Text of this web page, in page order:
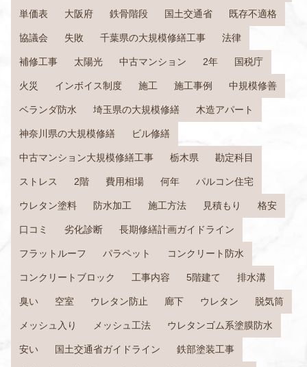
単価表 大阪府 鉄骨階段 国土交通省 既存不適格
協議会 失敗 千葉県の大規模修繕工事 法律
補修工事 太陽光 中古マンション 2年 国税庁
火災 インボイス制度 施工 施工事例 中規模修善
ベランダ防水 埼玉県の大規模修繕 木造アパート
神奈川県の大規模修繕 ビル修繕
中古マンション大規模修繕工事 栃木県 勘定科目
ストレス 2階 費用相場 何年 パルコン住宅
ウレタン塗料 防水加工 施工方法 見積もり 格安
口コミ 劣化診断 長期修繕計画ガイドライン
フラットルーフ パラペット コンクリート防水
コンクリートブロック 工事内容 5階建て 排水溝
臭い 空室 ウレタン防止 廊下 ウレタン 脱気筒
メッシュ入り メッシュ工法 ウレタンゴム系塗膜防水
安い 国土交通省ガイドライン 鉄部塗装工事